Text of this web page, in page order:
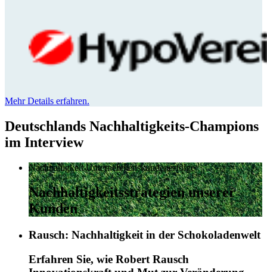
Mehr Details erfahren.
Deutschlands Nachhaltigkeits-Champions
im Interview
Nachhaltigkeit Unternehmenskundenerfolge
Nachhaltigkeitsstrategien unserer
Kunden
Rausch: Nachhaltigkeit in der Schokoladenwelt
Erfahren Sie, wie Robert Rausch